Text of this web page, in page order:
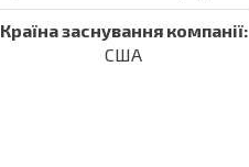
Країна заснування компанії:
США